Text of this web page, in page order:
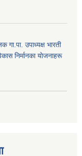
उपाध्यक्ष भारती
निर्मानका याेजनाहरू